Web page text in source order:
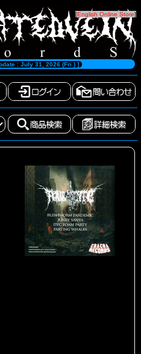
[English Online Store]
: July 31, 2026 (Fri.) ]